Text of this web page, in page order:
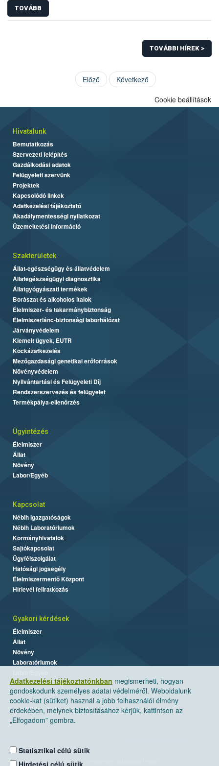
TOVÁBB
TOVÁBBI HÍREK >
Előző Következő
Adatkezelési tájékoztatónkban megismerheti, hogyan
gondoskodunk személyes adatai védelméről. Weboldalunk
cookie-kat (sütiket) használ a jobb felhasználói élmény
érdekében, melynek biztosításához kérjük, kattintson az
„Elfogadom” gombra.
Statisztikai célú sütik
Hirdetési célú sütik
Cookie beállítások
Hivatalunk
Bemutatkozás
Szervezeti felépítés
Gazdálkodási adatok
Felügyeleti szervünk
Projektek
Kapcsolódó linkek
Adatkezelési tájékoztató
Akadálymentességi nyilatkozat
Üzemeltetési információ
Szakterületek
Állat-egészségügy és állatvédelem
Állategészségügyi diagnosztika
Állatgyógyászati termékek
Borászat és alkoholos italok
Élelmiszer- és takarmánybiztonság
Élelmiszerlánc-biztonsági laborhálózat
Járványvédelem
Kiemelt ügyek, EUTR
Kockázatkezelés
Mezőgazdasági genetikai erőforrások
Növényvédelem
Nyilvántartási és Felügyeleti Díj
Rendszerszervezés és felügyelet
Termékpálya-ellenőrzés
Ügyintézés
Élelmiszer
Állat
Növény
Labor/Egyéb
Kapcsolat
Nébih Igazgatóságok
Nébih Laboratóriumok
Kormányhivatalok
Sajtókapcsolat
Ügyfélszolgálat
Hatósági jogsegély
Élelmiszermentő Központ
Hírlevél feliratkozás
Gyakori kérdések
Élelmiszer
Állat
Növény
Laboratóriumok
Nemzeti Élelmiszerlánc-biztonsági Hivatal